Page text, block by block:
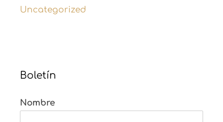
Uncategorized
Boletín
Nombre